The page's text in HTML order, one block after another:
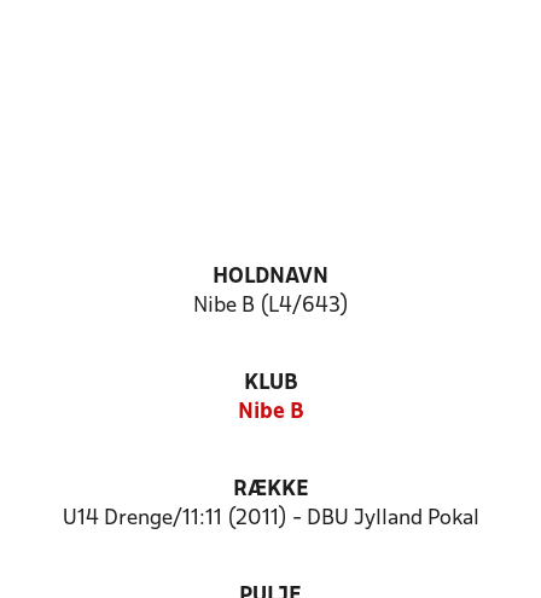
HOLDNAVN
Nibe B (L4/643)
KLUB
Nibe B
RÆKKE
U14 Drenge/11:11 (2011) - DBU Jylland Pokal